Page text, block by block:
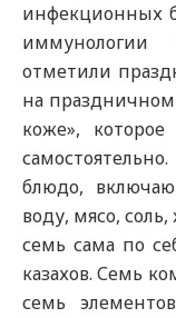
инфекционных
отметили
на праздничном
коже»,
блюдо,
воду, мясо,
семь сама по
казахов. Семь
семь